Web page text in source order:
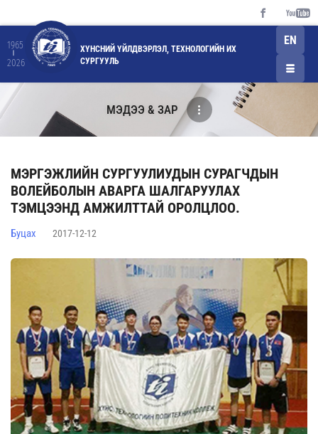
1965
2026
ХҮНСНИЙ ҮЙЛДВЭРЛЭЛ, ТЕХНОЛОГИЙН ИХ
СУРГУУЛЬ
EN
МЭДЭЭ & ЗАР
МЭРГЭЖЛИЙН СУРГУУЛИУДЫН СУРАГЧДЫН
ВОЛЕЙБОЛЫН АВАРГА ШАЛГАРУУЛАХ
ТЭМЦЭЭНД АМЖИЛТТАЙ ОРОЛЦЛОО.
Буцах 2017-12-12